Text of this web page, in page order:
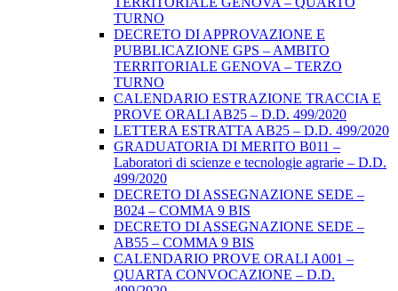
TURNO
DECRETO DI APPROVAZIONE E
PUBBLICAZIONE GPS – AMBITO
TERRITORIALE GENOVA – TERZO
TURNO
CALENDARIO ESTRAZIONE TRACCIA E
PROVE ORALI AB25 – D.D. 499/2020
LETTERA ESTRATTA AB25 – D.D. 499/2020
GRADUATORIA DI MERITO B011 –
Laboratori di scienze e tecnologie agrarie – D.D.
499/2020
DECRETO DI ASSEGNAZIONE SEDE –
B024 – COMMA 9 BIS
DECRETO DI ASSEGNAZIONE SEDE –
AB55 – COMMA 9 BIS
CALENDARIO PROVE ORALI A001 –
QUARTA CONVOCAZIONE – D.D.